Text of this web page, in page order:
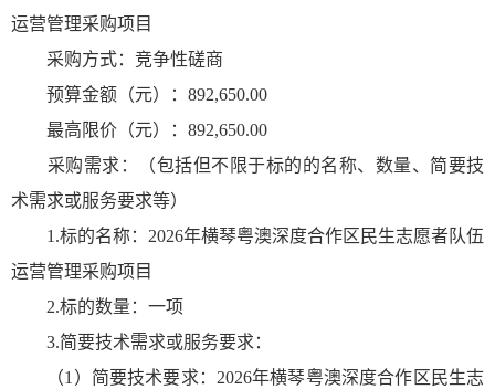
运营管理采购项目
采购方式：竞争性磋商
预算金额（元）：892,650.00
最高限价（元）：892,650.00
采购需求：（包括但不限于标的的名称、数量、简要技
术需求或服务要求等）
1.标的名称：2026年横琴粤澳深度合作区民生志愿者队伍
运营管理采购项目
2.标的数量：一项
3.简要技术需求或服务要求：
（1）简要技术要求：2026年横琴粤澳深度合作区民生志